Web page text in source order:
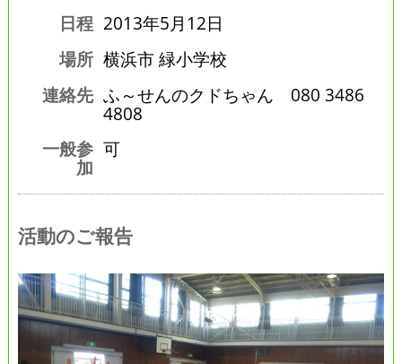
日程 2013年5月12日
場所 横浜市 緑小学校
連絡先 ふ～せんのクドちゃん 080 3486
4808
一般参
加
可
活動のご報告